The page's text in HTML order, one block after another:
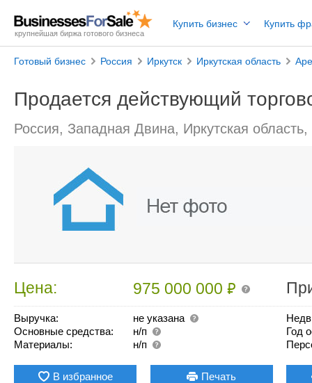
крупнейшая биржа готового бизнеса
Купить бизнес Купить
Готовый бизнес Россия Иркутск Иркутская область
Продается действующий
Россия, Западная Двина, Иркутская область,
Цена: 975 000 000₽
Выручка:
не указана
Основные средства:
н/п
Материалы:
н/п
Год
В избранное Печать